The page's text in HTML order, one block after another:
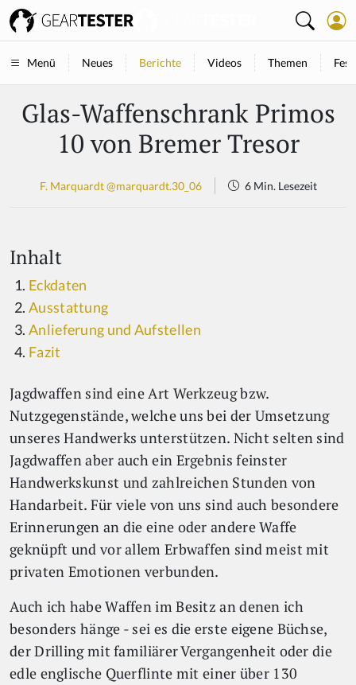
Menü Neues Berichte Videos Themen
Glas-Waffenschrank Primos
10 von Bremer Tresor
F. Marquardt @marquardt.30_06 6 Min. Lesezeit
Inhalt
Eckdaten
Ausstattung
Anlieferung und Aufstellen
Fazit
Jagdwaffen sind eine Art Werkzeug bzw.
Nutzgegenstände, welche uns bei der Umsetzung
unseres Handwerks unterstützen. Nicht selten sind
Jagdwaffen aber auch ein Ergebnis feinster
Handwerkskunst und zahlreichen Stunden von
Handarbeit. Für viele von uns sind auch besondere
Erinnerungen an die eine oder andere Waffe
geknüpft und vor allem Erbwaffen sind meist mit
privaten Emotionen verbunden.
Auch ich habe Waffen im Besitz an denen ich
besonders hänge - sei es die erste eigene Büchse,
der Drilling mit familiärer Vergangenheit oder die
edle englische Querflinte mit einer über 130